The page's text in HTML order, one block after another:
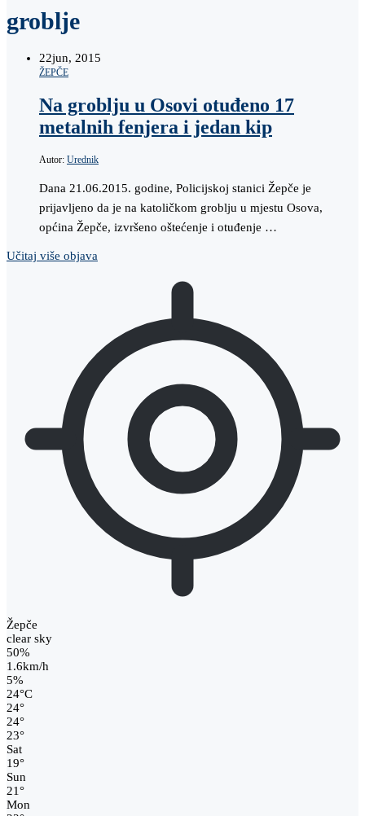
groblje
22jun, 2015
ŽEPČE
Na groblju u Osovi otuđeno 17
metalnih fenjera i jedan kip
Autor: Urednik
Dana 21.06.2015. godine, Policijskoj stanici Žepče je
prijavljeno da je na katoličkom groblju u mjestu Osova,
općina Žepče, izvršeno oštećenje i otuđenje …
Učitaj više objava
Žepče
clear sky
50%
1.6km/h
5%
24°C
24°
24°
23°
Sat
19°
Sun
21°
Mon